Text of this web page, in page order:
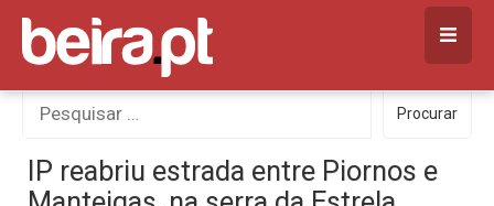
Skip
content
Procurar
por:
Procurar
IP reabriu estrada entre Piornos e